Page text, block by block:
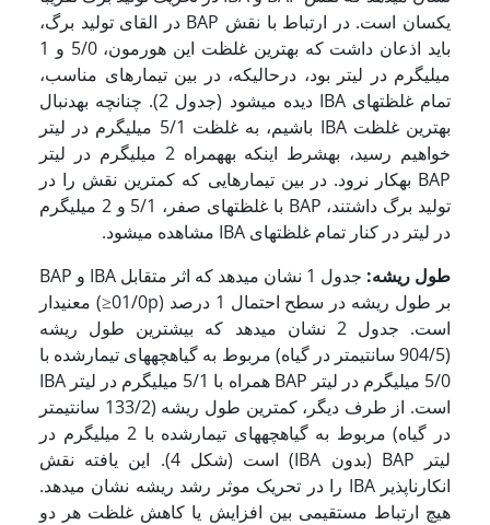
یکسان است. در ارتباط با نقش BAP در القای تولید برگ،
باید اذعان داشت که بهترین غلظت این هورمون، 5/0 و 1
میلی­گرم در لیتر بود، درحالی­که، در بین تیمارهای مناسب،
تمام غلظت­های IBA دیده می­شود (جدول 2). چنانچه به­دنبال
بهترین غلظت IBA باشیم، به غلظت 5/1 میلی­گرم در لیتر
خواهیم رسید، به­شرط اینکه به­همراه 2 میلی­گرم در لیتر
BAP به­کار نرود. در بین تیمارهایی که کمترین نقش را در
تولید برگ داشتند، BAP با غلظت­های صفر، 5/1 و 2 میلی­گرم
در لیتر در کنار تمام غلظت­های IBA مشاهده می­شود.
طول ریشه:
جدول 1 نشان می­دهد که اثر متقابل IBA و BAP
بر طول ریشه در سطح احتمال 1 درصد (01/0p≤) معنی­دار
است. جدول 2 نشان می­دهد که بیشترین طول ریشه
(904/5 سانتی­متر در گیاه) مربوط به گیاهچه­های تیمارشده با
5/0 میلی­گرم در لیتر BAP همراه با 5/1 میلی­گرم در لیتر IBA
است. از طرف دیگر، کمترین طول ریشه (133/2 سانتی­متر
در گیاه) مربوط به گیاهچه­های تیمارشده با 2 میلی­گرم در
لیتر BAP (بدون IBA) است (شکل 4). این یافته نقش
انکارناپذیر IBA را در تحریک موثر رشد ریشه نشان می­دهد.
هیچ ارتباط مستقیمی بین افزایش یا کاهش غلظت هر دو